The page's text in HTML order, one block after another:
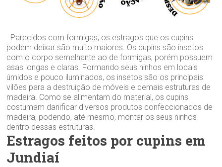
Parecidos com formigas, os estragos que os cupins
podem deixar são muito maiores. Os cupins são insetos
com o corpo semelhante ao de formigas, porém possuem
asas longas e claras. Formando seus ninhos em locais
úmidos e pouco iluminados, os insetos são os principais
vilões para a destruição de móveis e demais estruturas de
madeira. Como se alimentam do material, os cupins
costumam danificar diversos produtos confeccionados de
madeira, podendo, até mesmo, montar os seus ninhos
dentro dessas estruturas.
Estragos feitos por cupins em
Jundiaí